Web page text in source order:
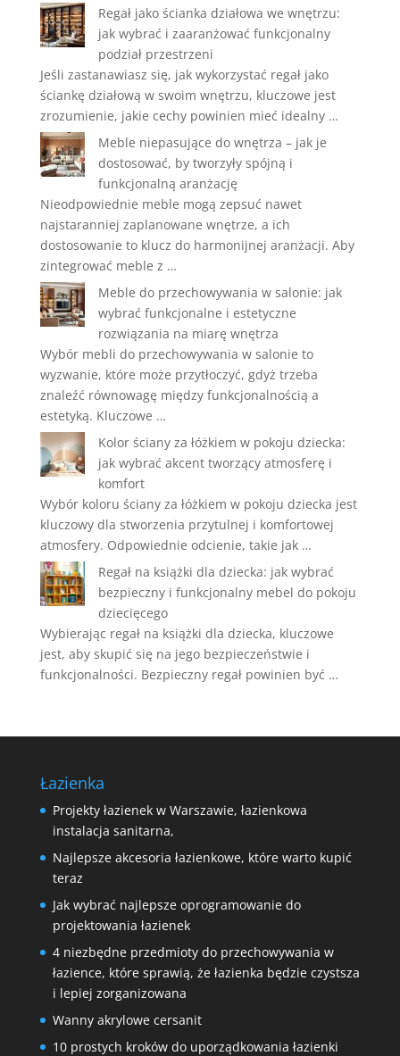
Regał jako ścianka działowa we wnętrzu:
jak wybrać i zaaranżować funkcjonalny
podział przestrzeni
Jeśli zastanawiasz się, jak wykorzystać regał jako
ściankę działową w swoim wnętrzu, kluczowe jest
zrozumienie, jakie cechy powinien mieć idealny …
Meble niepasujące do wnętrza – jak je
dostosować, by tworzyły spójną i
funkcjonalną aranżację
Nieodpowiednie meble mogą zepsuć nawet
najstaranniej zaplanowane wnętrze, a ich
dostosowanie to klucz do harmonijnej aranżacji. Aby
zintegrować meble z …
Meble do przechowywania w salonie: jak
wybrać funkcjonalne i estetyczne
rozwiązania na miarę wnętrza
Wybór mebli do przechowywania w salonie to
wyzwanie, które może przytłoczyć, gdyż trzeba
znaleźć równowagę między funkcjonalnością a
estetyką. Kluczowe …
Kolor ściany za łóżkiem w pokoju dziecka:
jak wybrać akcent tworzący atmosferę i
komfort
Wybór koloru ściany za łóżkiem w pokoju dziecka jest
kluczowy dla stworzenia przytulnej i komfortowej
atmosfery. Odpowiednie odcienie, takie jak …
Regał na książki dla dziecka: jak wybrać
bezpieczny i funkcjonalny mebel do pokoju
dziecięcego
Wybierając regał na książki dla dziecka, kluczowe
jest, aby skupić się na jego bezpieczeństwie i
funkcjonalności. Bezpieczny regał powinien być …
Łazienka
Projekty łazienek w Warszawie, łazienkowa
instalacja sanitarna,
Najlepsze akcesoria łazienkowe, które warto kupić
teraz
Jak wybrać najlepsze oprogramowanie do
projektowania łazienek
4 niezbędne przedmioty do przechowywania w
łazience, które sprawią, że łazienka będzie czystsza
i lepiej zorganizowana
Wanny akrylowe cersanit
10 prostych kroków do uporządkowania łazienki